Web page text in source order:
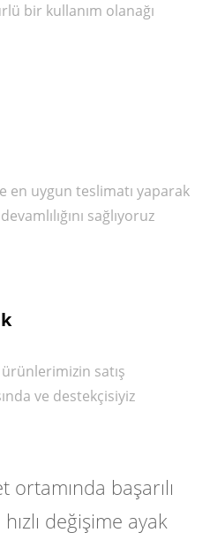
bir kullanım olanağı
en uygun teslimatı yaparak
sağlıyoruz
satış
ve destekçisiyiz
başarılı
değişime ayak